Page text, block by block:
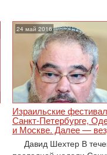
24 май 2016
Израильские
Санкт-Петербурге,
и Москве. Далее —
Давид Шехтер В